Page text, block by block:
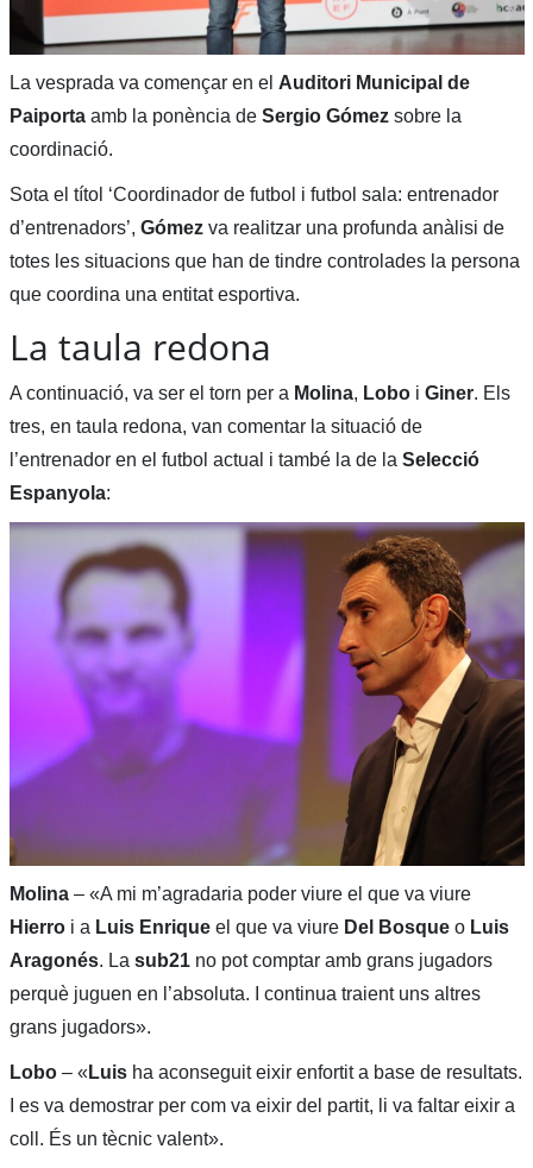
La vesprada va començar en el Auditori Municipal de
Paiportaamb la ponència de Sergio Gómezsobre la
coordinació.
Sota el títol ‘Coordinador de futbol i futbol sala: entrenador
d’entrenadors’, Gómez va realitzar una profunda anàlisi de
totes les situacions que han de tindre controlades la persona
que coordina una entitat esportiva.
La taula redona
A continuació, va ser el torn per a Molina, Lobo i Giner. Els
tres, en taula redona, van comentar la situació de
l’entrenador en el futbol actual i també la de la Selecció
Espanyola:
Molina – «A mi m’agradaria poder viure el que va viure
Hierro i a Luis Enriqueel que va viure Del Bosque o Luis
Aragonés. La sub21 no pot comptar amb grans jugadors
perquè juguen en l’absoluta. I continua traient uns altres
grans jugadors».
Lobo– « Luis ha aconseguit eixir enfortit a base de resultats.
I es va demostrar per com va eixir del partit, li va faltar eixir a
coll. És un tècnic valent».